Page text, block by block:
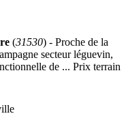
(31530) - Proche de la
secteur léguevin,
de ... Prix terrain